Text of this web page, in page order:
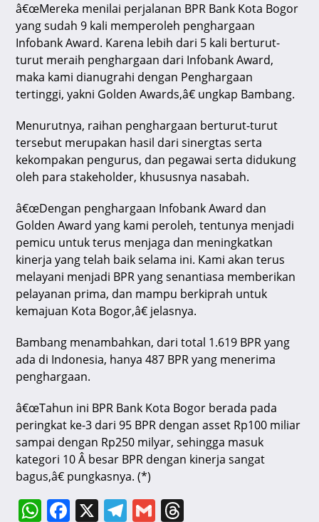
â€œMereka menilai perjalanan BPR Bank Kota Bogor
yang sudah 9 kali memperoleh penghargaan
Infobank Award. Karena lebih dari 5 kali berturut-
turut meraih penghargaan dari Infobank Award,
maka kami dianugrahi dengan Penghargaan
tertinggi, yakni Golden Awards,â€ ungkap Bambang.
Menurutnya, raihan penghargaan berturut-turut
tersebut merupakan hasil dari sinergtas serta
kekompakan pengurus, dan pegawai serta didukung
oleh para stakeholder, khususnya nasabah.
â€œDengan penghargaan Infobank Award dan
Golden Award yang kami peroleh, tentunya menjadi
pemicu untuk terus menjaga dan meningkatkan
kinerja yang telah baik selama ini. Kami akan terus
melayani menjadi BPR yang senantiasa memberikan
pelayanan prima, dan mampu berkiprah untuk
kemajuan Kota Bogor,â€ jelasnya.
Bambang menambahkan, dari total 1.619 BPR yang
ada di Indonesia, hanya 487 BPR yang menerima
penghargaan.
â€œTahun ini BPR Bank Kota Bogor berada pada
peringkat ke-3 dari 95 BPR dengan asset Rp100 miliar
sampai dengan Rp250 milyar, sehingga masuk
kategori 10 Â besar BPR dengan kinerja sangat
bagus,â€ pungkasnya. (*)
W F X T G